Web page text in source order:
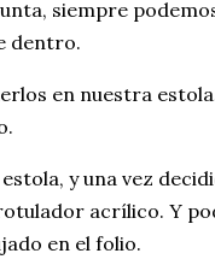
siempre
dentro.
en nuestra
y una vez
acrílico. Y
en el folio.